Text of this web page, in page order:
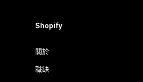
Shopify
關於
職缺